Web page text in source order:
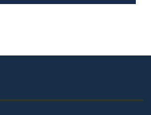
діаспори". Випуск 13. МУШ в